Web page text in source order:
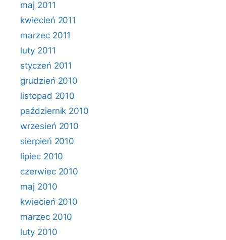
maj 2011
kwiecień 2011
marzec 2011
luty 2011
styczeń 2011
grudzień 2010
listopad 2010
październik 2010
wrzesień 2010
sierpień 2010
lipiec 2010
czerwiec 2010
maj 2010
kwiecień 2010
marzec 2010
luty 2010